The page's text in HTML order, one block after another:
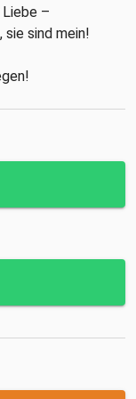
–
sie sind mein!